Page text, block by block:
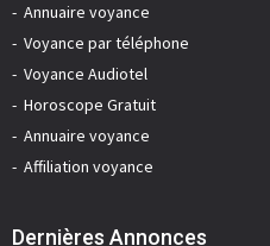
Annuaire voyance
Voyance par téléphone
Voyance Audiotel
Horoscope Gratuit
Annuaire voyance
Affiliation voyance
Dernières Annonces